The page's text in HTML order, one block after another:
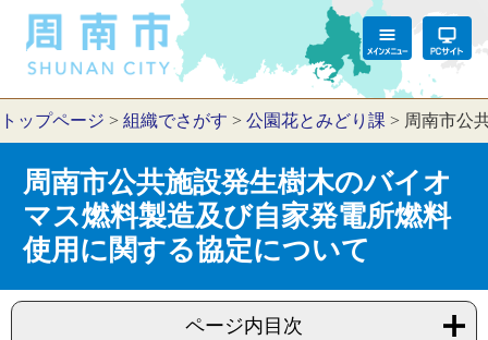
トップページ > 組織でさがす > 公園花とみどり課 > 周南市公
周南市公共施設発生樹木のバイオ
マス燃料製造及び自家発電所燃料
使用に関する協定について
ページ内目次